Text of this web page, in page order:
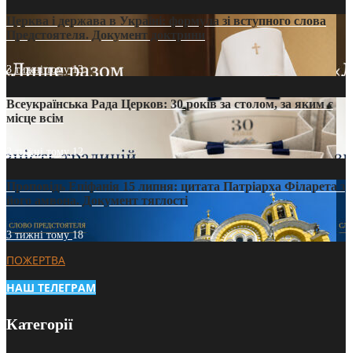
Церква і держава в Україні: формула зі вступного слова
Предстоятеля. Документ доктрини
3 тижні тому13
Всеукраїнська Рада Церков: 30 років за столом, за яким є
місце всім
3 тижні тому12
Проповідь Епіфанія 15 липня: цитата Патріарха Філарета з
його амвона. Документ тяглості
3 тижні тому18
ПОЖЕРТВА
НАШ ТЕЛЕГРАМ
Категорії